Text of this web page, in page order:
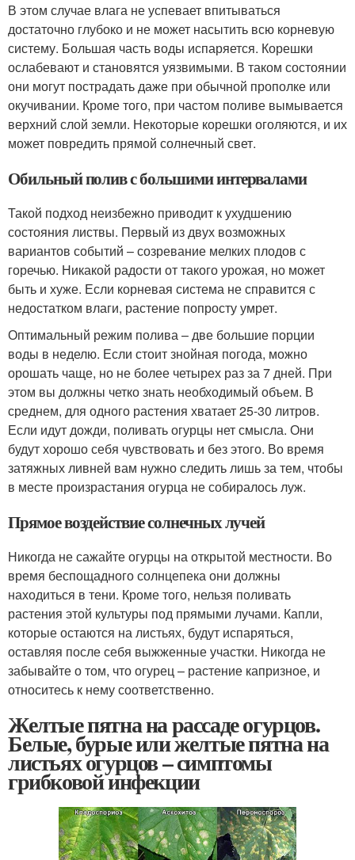
В этом случае влага не успевает впитываться
достаточно глубоко и не может насытить всю корневую
систему. Большая часть воды испаряется. Корешки
ослабевают и становятся уязвимыми. В таком состоянии
они могут пострадать даже при обычной прополке или
окучивании. Кроме того, при частом поливе вымывается
верхний слой земли. Некоторые корешки оголяются, и их
может повредить прямой солнечный свет.
Обильный полив с большими интервалами
Такой подход неизбежно приводит к ухудшению
состояния листвы. Первый из двух возможных
вариантов событий – созревание мелких плодов с
горечью. Никакой радости от такого урожая, но может
быть и хуже. Если корневая система не справится с
недостатком влаги, растение попросту умрет.
Оптимальный режим полива – две большие порции
воды в неделю. Если стоит знойная погода, можно
орошать чаще, но не более четырех раз за 7 дней. При
этом вы должны четко знать необходимый объем. В
среднем, для одного растения хватает 25-30 литров.
Если идут дожди, поливать огурцы нет смысла. Они
будут хорошо себя чувствовать и без этого. Во время
затяжных ливней вам нужно следить лишь за тем, чтобы
в месте произрастания огурца не собиралось луж.
Прямое воздействие солнечных лучей
Никогда не сажайте огурцы на открытой местности. Во
время беспощадного солнцепека они должны
находиться в тени. Кроме того, нельзя поливать
растения этой культуры под прямыми лучами. Капли,
которые остаются на листьях, будут испаряться,
оставляя после себя выжженные участки. Никогда не
забывайте о том, что огурец – растение капризное, и
относитесь к нему соответственно.
Желтые пятна на рассаде огурцов.
Белые, бурые или желтые пятна на
листьях огурцов – симптомы
грибковой инфекции